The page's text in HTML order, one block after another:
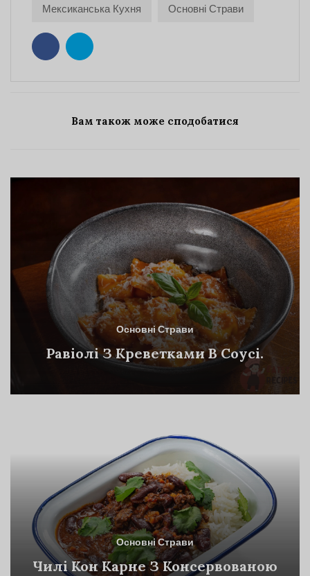
Мексиканська Кухня Основні Страви
Вам також може сподобатися
Основні Страви
Равіолі З Креветками В Соусі.
Основні Страви
Чилі Кон Карне З Консервованою